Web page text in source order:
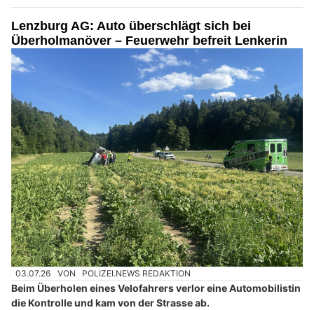
Lenzburg AG: Auto überschlägt sich bei
Überholmanöver – Feuerwehr befreit Lenkerin
03.07.26 VON POLIZEI.NEWS REDAKTION
Beim Überholen eines Velofahrers verlor eine Automobilistin
die Kontrolle und kam von der Strasse ab.